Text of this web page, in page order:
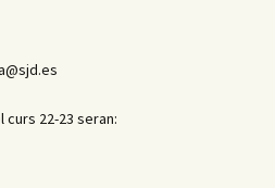
22-23 seran: